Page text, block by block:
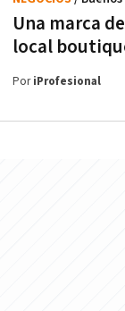
Una marca
local
PoriProfesional